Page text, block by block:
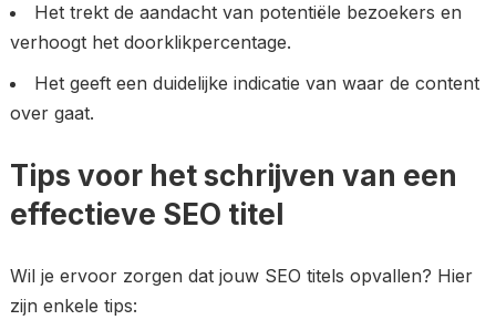
Het trekt de aandacht van potentiële bezoekers en
verhoogt het doorklikpercentage.
Het geeft een duidelijke indicatie van waar de content
over gaat.
Tips voor het schrijven van een
effectieve SEO titel
Wil je ervoor zorgen dat jouw SEO titels opvallen? Hier
zijn enkele tips: